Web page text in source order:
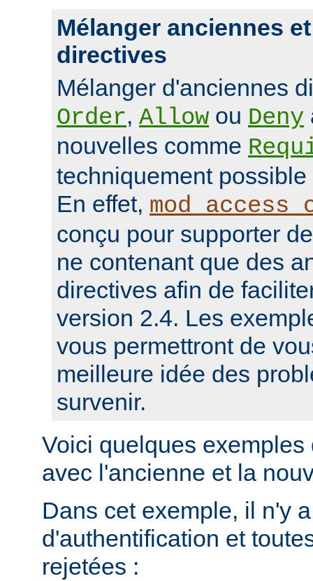
Mélanger anciennes
directives
Mélanger d'anciennes
Order, Allow ou Deny
nouvelles comme
techniquement
En effet,
conçu pour supporter
ne contenant que des
directives afin de
version 2.4. Les
vous permettront de
meilleure idée des
survenir.
Voici quelques
avec l'ancienne et la
Dans cet exemple, il n'y
d'authentification et
rejetées :